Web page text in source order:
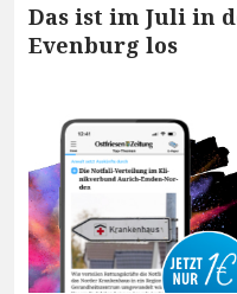
Das ist im Juli in
Evenburg los